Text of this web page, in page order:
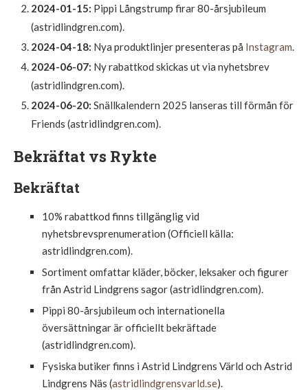
2024-01-15: Pippi Långstrump firar 80-årsjubileum
(astridlindgren.com).
2024-04-18: Nya produktlinjer presenteras på Instagram.
2024-06-07: Ny rabattkod skickas ut via nyhetsbrev
(astridlindgren.com).
2024-06-20: Snällkalendern 2025 lanseras till förmån för
Friends (astridlindgren.com).
Bekräftat vs Rykte
Bekräftat
10% rabattkod finns tillgänglig vid
nyhetsbrevsprenumeration (Officiell källa:
astridlindgren.com).
Sortiment omfattar kläder, böcker, leksaker och figurer
från Astrid Lindgrens sagor (astridlindgren.com).
Pippi 80-årsjubileum och internationella
översättningar är officiellt bekräftade
(astridlindgren.com).
Fysiska butiker finns i Astrid Lindgrens Värld och Astrid
Lindgrens Näs (astridlindgrensvarld.se).